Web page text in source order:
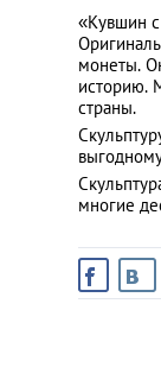
«Кувшин
монеты.
историю.
страны.
многие